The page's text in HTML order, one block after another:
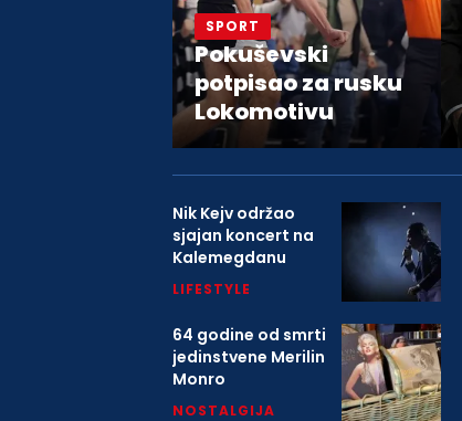
SPORT
Pokuševski
potpisao za rusku
Lokomotivu
Nik Kejv održao
sjajan koncert na
Kalemegdanu
LIFESTYLE
64 godine od smrti
jedinstvene Merilin
Monro
NOSTALGIJA